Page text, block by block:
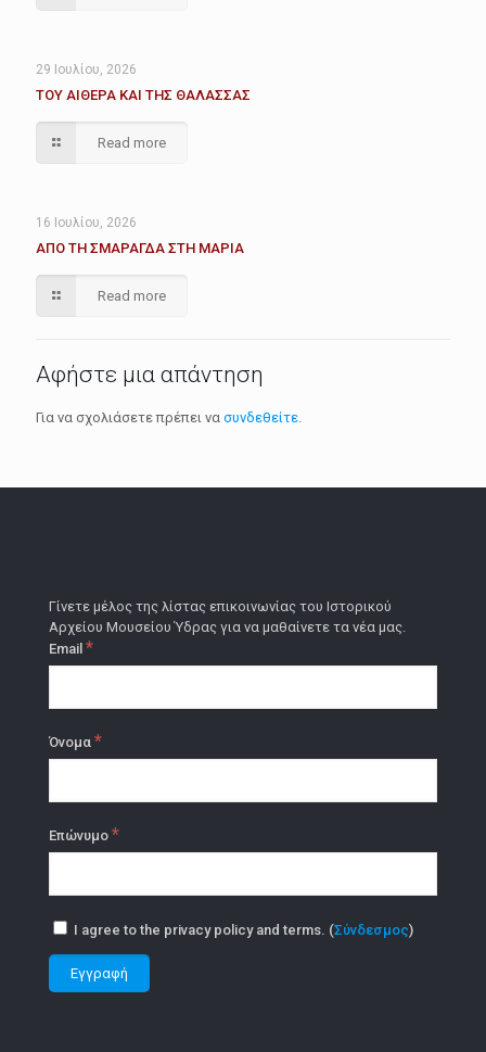
29 Ιουλίου, 2026
ΤΟΥ ΑΙΘΕΡΑ ΚΑΙ ΤΗΣ ΘΑΛΑΣΣΑΣ
Read more
16 Ιουλίου, 2026
ΑΠΟ ΤΗ ΣΜΑΡΑΓΔΑ ΣΤΗ ΜΑΡΙΑ
Read more
Αφήστε μια απάντηση
Για να σχολιάσετε πρέπει να συνδεθείτε.
Γίνετε μέλος της λίστας επικοινωνίας του Ιστορικού
Αρχείου Μουσείου Ύδρας για να μαθαίνετε τα νέα μας.
Email *
Όνομα *
Επώνυμο *
I agree to the privacy policy and terms. (Σύνδεσμος)